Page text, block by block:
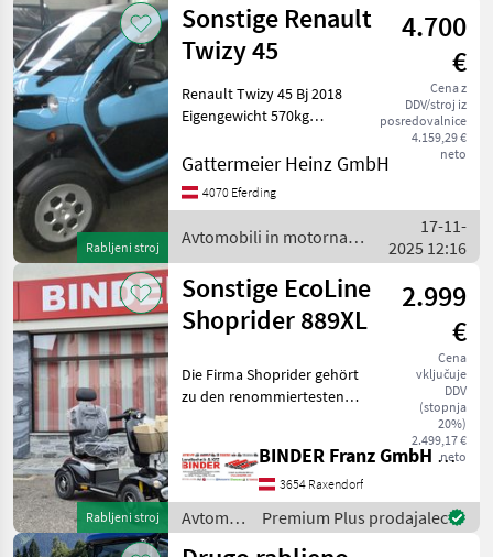
Kategorija 3 Država Filtri
TRENUTNA
POT
Osebna
vozila /
Tovorna
vozila /
Mopedi
Avtomobili
In Motorna
Kolesa
Mopedauto
Avtomobili
IZBERITE
KATEGORIJO
Mopedauto avtomobili
9
MARKETPLACE
Marketplace
Ponudbe
trgovcev
Mali
Ponastavi
Prikaži 9
rezultatov
Rabljeni stroj
Sonstige Renault
Twizy 45
4.700
€
Cena z
DDV/stroj iz
posredovalnice
4.159,29 €
neto
Renault Twizy 45 Bj 2018
Eigengewicht 570kg
Sitzplätze 2 Elektroantrieb
45km/h L6e-BP/vierrädiges
Gattermeier Heinz GmbH
4070 Eferding
Avtomobili in motorna
kolesa / Sonstige
17-11-
2025 12:16
Rabljeni stroj
Sonstige EcoLine
Shoprider 889XL
2.999
€
Cena
vključuje
DDV
(stopnja
20%)
2.499,17 €
neto
Die Firma Shoprider gehört
zu den renommiertesten
Seniorenmobile. Dank
seiner 2 großen 75 Ah -
Batterien hat das Modell
BINDER Franz GmbH & CoKG
3654 Raxendorf
Avtomobili
in
Premium Plus prodajalec